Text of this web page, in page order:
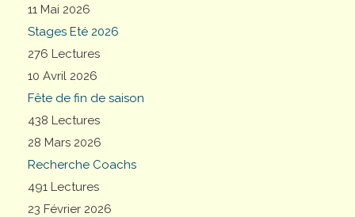
11 Mai 2026
Stages Eté 2026
276 Lectures
10 Avril 2026
Fête de fin de saison
438 Lectures
28 Mars 2026
Recherche Coachs
491 Lectures
23 Février 2026